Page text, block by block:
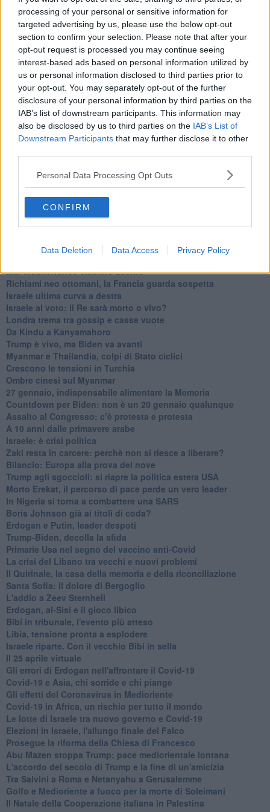
processing of your personal or sensitive information for
targeted advertising by us, please use the below opt-out
section to confirm your selection. Please note that after your
opt-out request is processed you may continue seeing
interest-based ads based on personal information utilized by
us or personal information disclosed to third parties prior to
your opt-out. You may separately opt-out of the further
disclosure of your personal information by third parties on the
IAB’s list of downstream participants. This information may
also be disclosed by us to third parties on the IAB’s List of
Downstream Participants that may further disclose it to other
Personal Data Processing Opt Outs
CONFIRM
Data Deletion Data Access Privacy Policy
La questione Ucraina
Cipro, un ponte dove si mischiano le culture
Una vigilia di Natale per un nuovo Rais
La questione israelo-palestinese ignorata dal G20
Erdogan continua a sfidare l'Occidente
Libano, collasso economico e guerra civile
Johnson, da Trump a Biden alla Brexit
L'AUKUS e il Quad
Biden, primo presidente USA non in guerra
Papa Bergoglio vedrà Viktor Orbán
Bennet, un giorno in attesa di Biden
Il ritorno dei talebani
Usa di nuovo al centro della geopolitica internazionale
L’appuntamento di Israele con il cambiamento
La farsa delle elezioni in Siria
In Medioriente non ci sono favole, solo realtà
La forza di Boris Johnson
Biden nuovo alleato armeno contro la Turchia
Mar Mediterraneo cimitero silente
Richiami neo ottomani, la Francia guarda sospetta
Israele ultima curva a destra
Israele al voto: il Re sarà morto o vivo?
Londra trema tra gossip e casse vuote
Da Kindu a Kanyamahoro
Trump è vivo, ma Biden va avanti
Myanmar e Thailandia, colpi di Stato ciclici
Crescono le tensioni in Turchia
Ombre cinesi sul Myanmar
27 gennaio, indispensabile alimentare la Memoria
Countdown per Biden: non è un 20 gennaio qualunque
Assalto al Congresso: c’è protesta e protesta
A 10 anni dalle primavere arabe
Israele: è crisi politica
Zaki resta in carcere: perchè non si riesce a liberare?
Bilancio: Europa alla prova del nove
Trump agli sgoccioli: si riapre la politica estera USA
Morto Erekat, il percorso di pace perde un vero leader
In Nigeria si torna a combattere una SARS
Boris Johnson già ai titoli di coda?
Erdogan e Putin, leader despoti
Trump-Biden, decolla la sfida
Primarie Usa nel segno del vaccino anti-Covid
La crisi del Libano tra vecchi e nuovi problemi
Il Quirinale, la casa della memoria e della riconciliazione
Santa Sofia: il dolore di Bergoglio
L'addio a ​Zeev Sternhell
Erdogan, al-Sisi e il gioco libico
Bibi in tribunale, l'evento più atteso
Libia, tensione pronta a esplodere
Israele riparte. Con il vecchio Bibi in sella
Il 25 aprile virtuale
Gli errori di Erdogan nell'affrontare il Covid-19
Covid-19 e Asia, chi sorride e chi piange
Gli effetti del Coronavirus in Medioriente
Covid-19 in Africa, un rischio per tutto il mondo
Le lotte di Israele tra nuovo governo e Covid-19
Elezioni in Israele, l'allungo finale del Falco
Prosegue la riforma della Chiesa di Francesco
Abu Mazen stoppa Trump: pace mediorientale lontana
L'accordo del secolo di Trump e la fine di un'amicizia
Tra Salvini a Roma e Netanyahu a Gerusalemme
Golfo e Medioriente a fuoco per la morte di Soleimani
Il Natale della Cooperazione italiana in Palestina